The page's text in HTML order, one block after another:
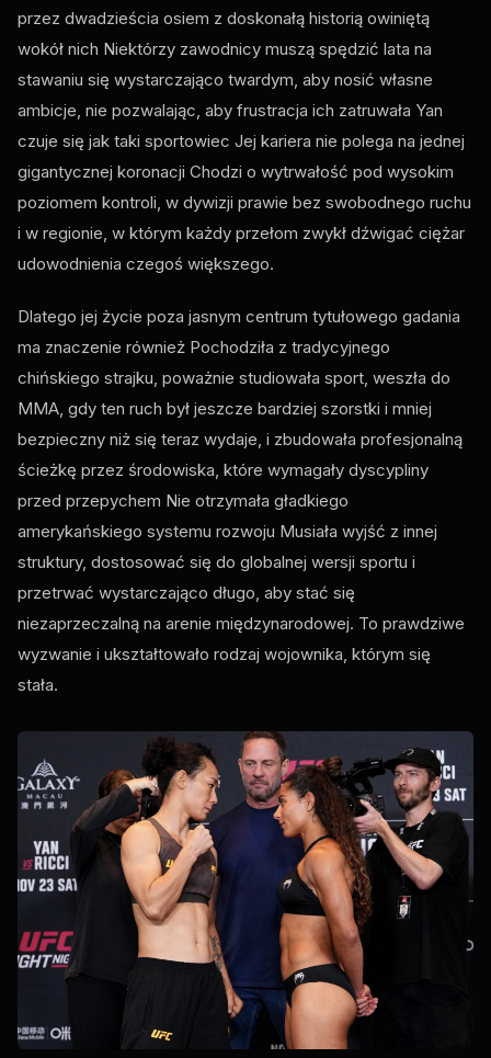
przez dwadzieścia osiem z doskonałą historią owiniętą
wokół nich Niektórzy zawodnicy muszą spędzić lata na
stawaniu się wystarczająco twardym, aby nosić własne
ambicje, nie pozwalając, aby frustracja ich zatruwała Yan
czuje się jak taki sportowiec Jej kariera nie polega na jednej
gigantycznej koronacji Chodzi o wytrwałość pod wysokim
poziomem kontroli, w dywizji prawie bez swobodnego ruchu
i w regionie, w którym każdy przełom zwykł dźwigać ciężar
udowodnienia czegoś większego.
Dlatego jej życie poza jasnym centrum tytułowego gadania
ma znaczenie również Pochodziła z tradycyjnego
chińskiego strajku, poważnie studiowała sport, weszła do
MMA, gdy ten ruch był jeszcze bardziej szorstki i mniej
bezpieczny niż się teraz wydaje, i zbudowała profesjonalną
ścieżkę przez środowiska, które wymagały dyscypliny
przed przepychem Nie otrzymała gładkiego
amerykańskiego systemu rozwoju Musiała wyjść z innej
struktury, dostosować się do globalnej wersji sportu i
przetrwać wystarczająco długo, aby stać się
niezaprzeczalną na arenie międzynarodowej. To prawdziwe
wyzwanie i ukształtowało rodzaj wojownika, którym się
stała.